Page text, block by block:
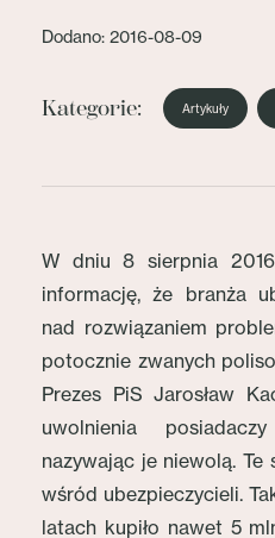
Dodano: 2016-08-09
Kategorie: Artykuły
W dniu 8 sierpnia
informację, że branża
nad rozwiązaniem
potocznie zwanych
Prezes PiS Jarosław
uwolnienia
nazywając je niewolą. Te
wśród ubezpieczycieli.
latach kupiło nawet 5